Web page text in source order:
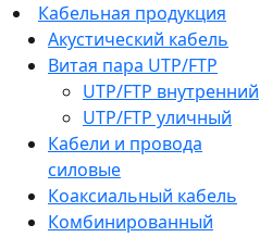
Кабельная продукция
Акустический кабель
Витая пара UTP/FTP
UTP/FTP внутренний
UTP/FTP уличный
Кабели и провода
силовые
Коаксиальный кабель
Комбинированный